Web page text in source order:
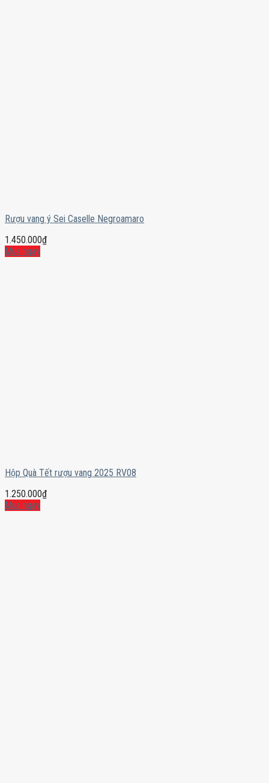
Rượu vang ý Sei Caselle Negroamaro
1.450.000₫
Mua ngay
Hộp Quà Tết rượu vang 2025 RV08
1.250.000₫
Mua ngay